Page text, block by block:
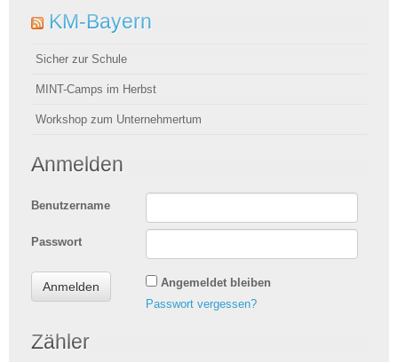
KM-Bayern
Sicher zur Schule
MINT-Camps im Herbst
Workshop zum Unternehmertum
Anmelden
Benutzername
Passwort
Angemeldet bleiben
Passwort vergessen?
Zähler